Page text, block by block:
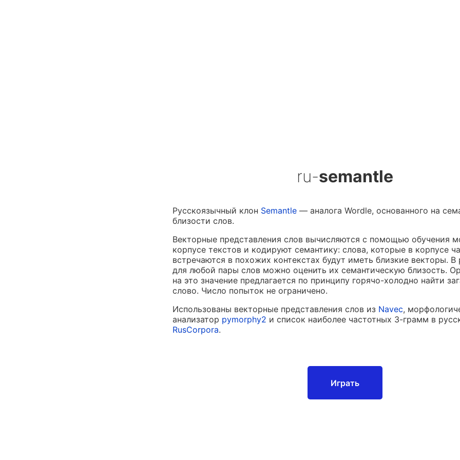
ru-semantle
Русскоязычный клон Semantle — аналога Wordle, основанного на
близости слов.
Векторные представления слов вычисляются с помощью обучения
корпусе текстов и кодируют семантику: слова, которые в корпусе
встречаются в похожих контекстах будут иметь близкие векторы. В
для любой пары слов можно оценить их семантическую близость.
на это значение предлагается по принципу горячо-холодно найти
слово. Число попыток не ограничено.
Использованы векторные представления слов из Navec,
анализатор pymorphy2 и список наиболее частотных 3-грамм в
RusCorpora.
Играть